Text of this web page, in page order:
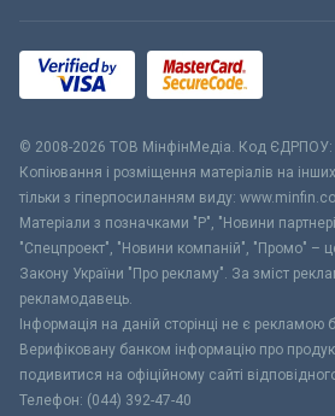
© 2008-2026 ТОВ МiнфiнМедiа. Код ЄДРПОУ:
Копіювання і розміщення матеріалів на
тільки з гіперпосиланням виду:
Матеріали з позначками "Р", "Новини
"Спецпроект", "Новини компаній", "Промо" –
Закону України "Про рекламу". За зміст
рекламодавець.
Інформація на даній сторінці не є рекламою
Верифіковану банком інформацію про
подивитися на офіційному сайті
Телефон: (044) 392-47-40